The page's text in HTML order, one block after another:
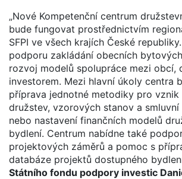
„Nové Kompetenční centrum
bude fungovat prostřednictvím
SFPI ve všech krajích České
podporu zakládání obecních
rozvoj modelů spolupráce mezi obcí,
investorem. Mezi hlavní úkoly centra
příprava jednotné metodiky pro vznik
družstev, vzorových stanov a
nebo nastavení finančních modelů
bydlení. Centrum nabídne také
projektových záměrů a pomoc s
databáze projektů dostupného
Státního fondu podpory investic